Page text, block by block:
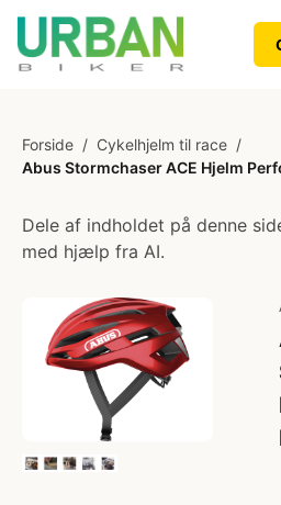
Forside / Cykelhjelm til race /
Abus Stormchaser ACE Hjelm
Dele af indholdet på denne
med hjælp fra AI.